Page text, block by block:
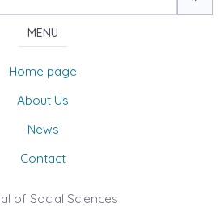
MENU
Home page
About Us
News
Contact
of Social Sciences